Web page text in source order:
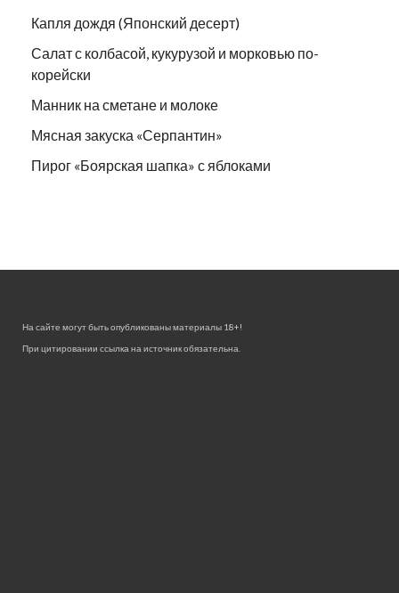
Капля дождя (Японский десерт)
Салат с колбасой, кукурузой и морковью по-
корейски
Манник на сметане и молоке
Мясная закуска «Серпантин»
Пирог «Боярская шапка» с яблоками
На сайте могут быть опубликованы материалы 18+!
При цитировании ссылка на источник обязательна.